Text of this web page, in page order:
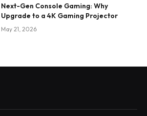
Next-Gen Console Gaming: Why
Upgrade to a 4K Gaming Projector
May 21, 2026